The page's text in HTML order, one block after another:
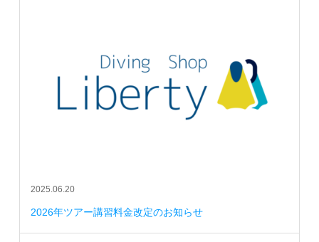
2025.06.20
2026年ツアー講習料金改定のお知らせ